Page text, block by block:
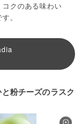
クのある味わい
。
粉チーズのラスク